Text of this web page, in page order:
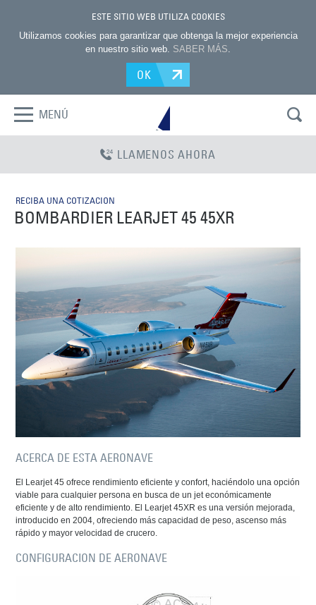
ESTE SITIO WEB UTILIZA COOKIES
Utilizamos cookies para garantizar que obtenga la mejor experiencia
en nuestro sitio web. SABER MÁS.
OK
MENÚ
LLAMENOS AHORA
RECIBA UNA COTIZACION
BOMBARDIER LEARJET 45 45XR
ACERCA DE ESTA AERONAVE
El Learjet 45 ofrece rendimiento eficiente y confort, haciéndolo una opción
viable para cualquier persona en busca de un jet económicamente
eficiente y de alto rendimiento. El Learjet 45XR es una versión mejorada,
introducido en 2004, ofreciendo más capacidad de peso, ascenso más
rápido y mayor velocidad de crucero.
CONFIGURACION DE AERONAVE